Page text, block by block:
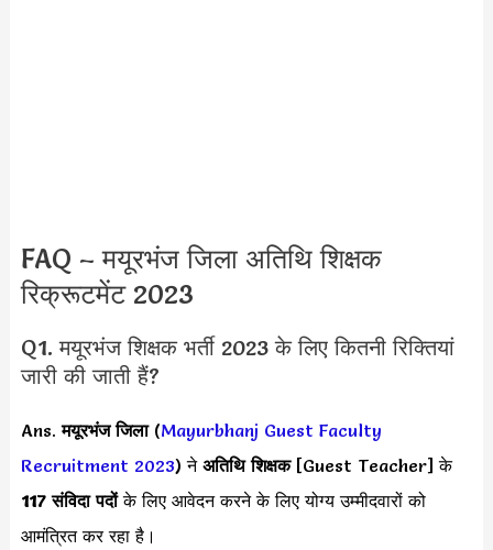
FAQ – मयूरभंज जिला अतिथि शिक्षक
रिक्रूटमेंट 2023
Q1. मयूरभंज शिक्षक भर्ती 2023 के लिए कितनी रिक्तियां
जारी की जाती हैं?
Ans.मयूरभंज जिला(Mayurbhanj Guest Faculty
Recruitment 2023) ने अतिथि शिक्षक [Guest Teacher] के
117 संविदा पदोंके लिए आवेदन करने के लिए योग्य उम्मीदवारों को
आमंत्रित कर रहा है।